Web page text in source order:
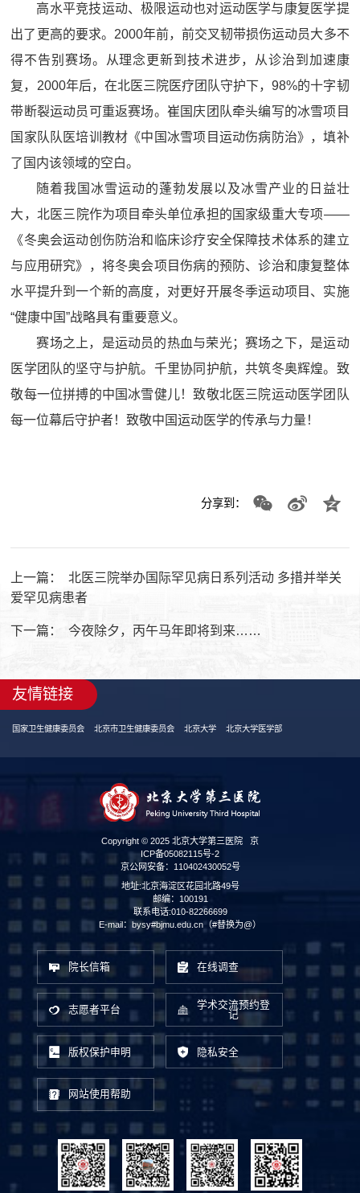
高水平竞技运动、极限运动也对运动医学与康复医学提
出了更高的要求。2000年前，前交叉韧带损伤运动员大多不
得不告别赛场。从理念更新到技术进步，从诊治到加速康
复，2000年后，在北医三院医疗团队守护下，98%的十字韧
带断裂运动员可重返赛场。崔国庆团队牵头编写的冰雪项目
国家队队医培训教材《中国冰雪项目运动伤病防治》，填补
了国内该领域的空白。
随着我国冰雪运动的蓬勃发展以及冰雪产业的日益壮
大，北医三院作为项目牵头单位承担的国家级重大专项——
《冬奥会运动创伤防治和临床诊疗安全保障技术体系的建立
与应用研究》，将冬奥会项目伤病的预防、诊治和康复整体
水平提升到一个新的高度，对更好开展冬季运动项目、实施
“健康中国”战略具有重要意义。
赛场之上，是运动员的热血与荣光；赛场之下，是运动
医学团队的坚守与护航。千里协同护航，共筑冬奥辉煌。致
敬每一位拼搏的中国冰雪健儿！致敬北医三院运动医学团队
每一位幕后守护者！致敬中国运动医学的传承与力量！
分享到：
上一篇：
北医三院举办国际罕见病日系列活动 多措并举关
爱罕见病患者
下一篇： 今夜除夕，丙午马年即将到来……
友情链接
国家卫生健康委员会 北京市卫生健康委员会 北京大学 北京大学医学部
Copyright © 2025 北京大学第三医院
京
ICP备05082115号-2
京公网安备：110402430052号
地址:北京海淀区花园北路49号
邮编：100191
联系电话:010-82266699
E-mail：bysy#bjmu.edu.cn（#替换为@）
院长信箱 在线调查
志愿者平台
学术交流预约登
记
版权保护申明 隐私安全
网站使用帮助